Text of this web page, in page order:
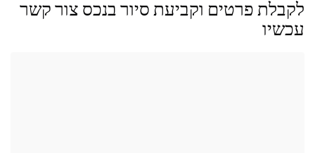
לקבלת פרטים וקביעת סיור בנכס צור קשר
עכשיו